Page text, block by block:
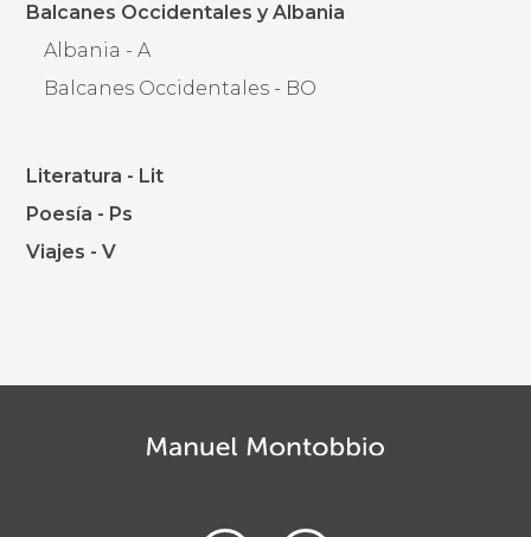
Balcanes Occidentales y Albania
Albania - A
Balcanes Occidentales - BO
Literatura - Lit
Poesía - Ps
Viajes - V